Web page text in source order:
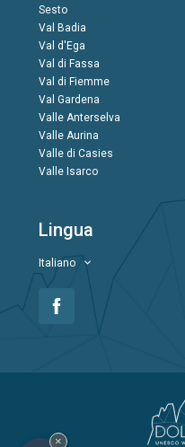
Sesto
Val Badia
Val d'Ega
Val di Fassa
Val di Fiemme
Val Gardena
Valle Anterselva
Valle Aurina
Valle di Casies
Valle Isarco
Lingua
Italiano
×